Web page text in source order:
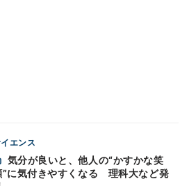
エンス
”に気付きやすくなる 理科大など発